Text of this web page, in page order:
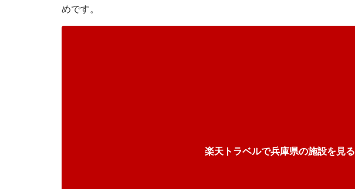
めです。
楽天トラベルで兵庫県の施設を見る